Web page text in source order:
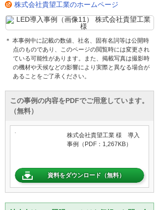
株式会社貴望工業のホームページ
＊ 本事例中に記載の数値、社名、固有名詞等は公開時
点のものであり、このページの閲覧時には変更され
ている可能性があります。また、掲載写真は撮影時
の機材や天候などの影響により実際と異なる場合が
あることをご了承ください。
この事例の内容をPDFでご用意しています。
（無料）
株式会社貴望工業 様 導入
事例（PDF：1,267KB）
資料をダウンロード（無料）